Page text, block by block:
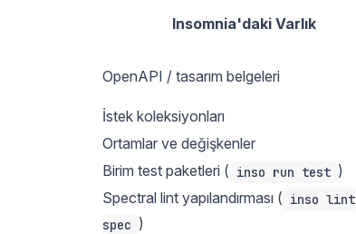
Insomnia'daki Varlık
OpenAPI / tasarım belgeleri
İstek koleksiyonları
Ortamlar ve değişkenler
Birim test paketleri ( inso run test )
Spectral lint yapılandırması ( inso lint
spec )